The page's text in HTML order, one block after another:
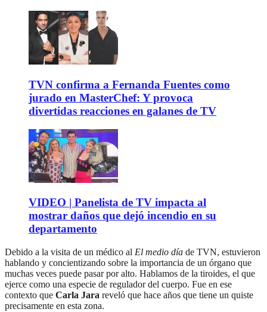
TVN confirma a Fernanda Fuentes como
jurado en MasterChef: Y provoca
divertidas reacciones en galanes de TV
VIDEO | Panelista de TV impacta al
mostrar daños que dejó incendio en su
departamento
Debido a la visita de un médico al El medio día de TVN, estuvieron
hablando y concientizando sobre la importancia de un órgano que
muchas veces puede pasar por alto. Hablamos de la tiroides, el que
ejerce como una especie de regulador del cuerpo. Fue en ese
contexto que Carla Jara reveló que hace años que tiene un quiste
precisamente en esta zona.